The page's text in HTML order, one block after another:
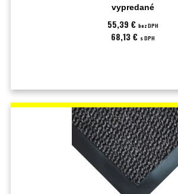
vypredané
55,39 € bez DPH
68,13 € s DPH